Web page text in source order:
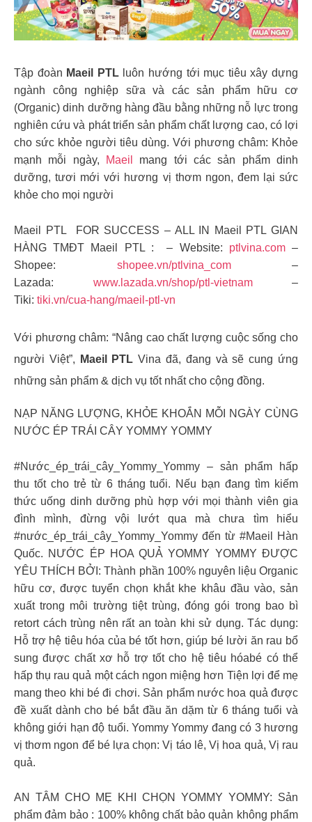
Tập đoàn Maeil PTLluôn hướng tới mục tiêu xây dựng
ngành công nghiệp sữa và các sản phẩm hữu cơ
(Organic) dinh dưỡng hàng đầu bằng những nỗ lực trong
nghiên cứu và phát triển sản phẩm chất lượng cao, có lợi
cho sức khỏe người tiêu dùng. Với phương châm: Khỏe
mạnh mỗi ngày,
Maeil
mang tới các sản phẩm dinh
dưỡng, tươi mới với hương vị thơm ngon, đem lại sức
khỏe cho mọi người
Maeil PTL FOR SUCCESS – ALL IN Maeil PTL GIAN
HÀNG TMĐT Maeil PTL : – Website: ptlvina.com–
Shopee: shopee.vn/ptlvina_com–
Lazada: www.lazada.vn/shop/ptl-vietnam–
Tiki: tiki.vn/cua-hang/maeil-ptl-vn
Với phương châm: “Nâng cao chất lượng cuộc sống cho
người Việt”,
Maeil PTLVina đã, đang và sẽ cung ứng
những sản phẩm & dịch vụ tốt nhất cho cộng đồng.
NẠP NĂNG LƯỢNG, KHỎE KHOẮN MỖI NGÀY CÙNG
NƯỚC ÉP TRÁI CÂY YOMMY YOMMY
#Nước_ép_trái_cây_Yommy_Yommy – sản phẩm hấp
thu tốt cho trẻ từ 6 tháng tuổi. Nếu bạn đang tìm kiếm
thức uống dinh dưỡng phù hợp với mọi thành viên gia
đình mình, đừng vội lướt qua mà chưa tìm hiểu
#nước_ép_trái_cây_Yommy_Yommy đến từ #Maeil Hàn
Quốc. NƯỚC ÉP HOA QUẢ YOMMY YOMMY ĐƯỢC
YÊU THÍCH BỞI: Thành phần 100% nguyên liệu Organic
hữu cơ, được tuyển chọn khắt khe khâu đầu vào, sản
xuất trong môi trường tiệt trùng, đóng gói trong bao bì
retort cách trùng nên rất an toàn khi sử dụng. Tác dụng:
Hỗ trợ hệ tiêu hóa của bé tốt hơn, giúp bé lười ăn rau bổ
sung được chất xơ hỗ trợ tốt cho hệ tiêu hóabé có thể
hấp thụ rau quả một cách ngon miệng hơn Tiện lợi để mẹ
mang theo khi bé đi chơi. Sản phẩm nước hoa quả được
đề xuất dành cho bé bắt đầu ăn dặm từ 6 tháng tuổi và
không giới hạn độ tuổi. Yommy Yommy đang có 3 hương
vị thơm ngon để bé lựa chọn: Vị táo lê, Vị hoa quả, Vị rau
quả.
AN TÂM CHO MẸ KHI CHỌN YOMMY YOMMY: Sản
phẩm đảm bảo : 100% không chất bảo quản không phẩm